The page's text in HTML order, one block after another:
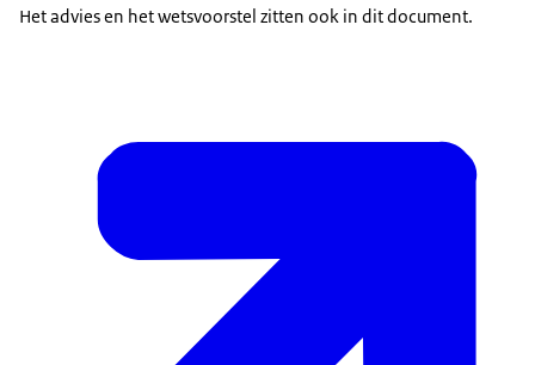
Het advies en het wetsvoorstel zitten ook in dit document.